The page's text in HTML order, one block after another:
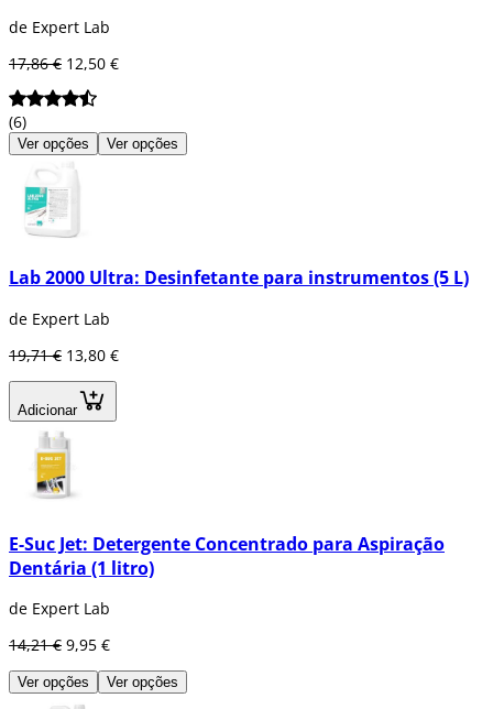
de Expert Lab
17,86 € 12,50 €
(6)
Ver opções Ver opções
Lab 2000 Ultra: Desinfetante para instrumentos (5 L)
de Expert Lab
19,71 € 13,80 €
Adicionar
E-Suc Jet: Detergente Concentrado para Aspiração
Dentária (1 litro)
de Expert Lab
14,21 € 9,95 €
Ver opções Ver opções